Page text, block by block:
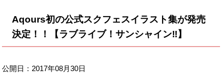
Aqours初の公式スクフェスイラスト集が発売
決定！！【ラブライブ！サンシャイン‼︎】
公開日： 2017年08月30日